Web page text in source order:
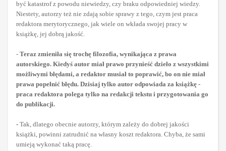
być katastrof z powodu niewiedzy, czy braku odpowiedniej wiedzy.
Niestety, autorzy też nie zdają sobie sprawy z tego, czym jest praca
redaktora merytorycznego, jak wiele on wkłada swojej pracy w
książkę, jej dobrą jakość.
- Teraz zmieniła się trochę filozofia, wynikająca z prawa
autorskiego. Kiedyś autor miał prawo przynieść dzieło z wszystkimi
możliwymi błędami, a redaktor musiał to poprawić, bo on nie miał
prawa popełnić błędu. Dzisiaj tylko autor odpowiada za książkę -
praca redaktora polega tylko na redakcji tekstu i przygotowania go
do publikacji.
- Tak, dlatego obecnie autorzy, którym zależy do dobrej jakości
książki, powinni zatrudnić na własny koszt redaktora. Chyba, że sami
umieją wykonać taką pracę.